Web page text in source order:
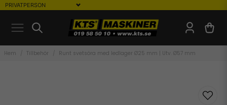
Hem Tillbehör Runt svetsöra med ledlager Ø25 mm | Utv. Ø57 mm